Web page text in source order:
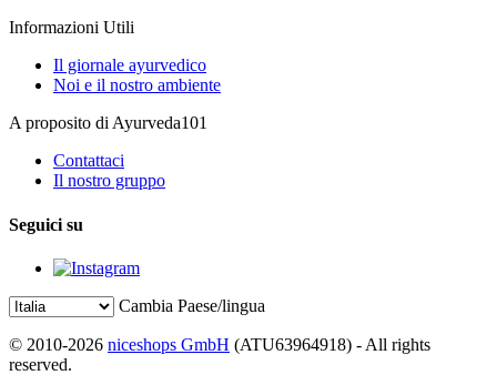
Informazioni Utili
Il giornale ayurvedico
Noi e il nostro ambiente
A proposito di Ayurveda101
Contattaci
Il nostro gruppo
Seguici su
Cambia Paese/lingua
© 2010-2026 niceshops GmbH (ATU63964918) - All rights
reserved.